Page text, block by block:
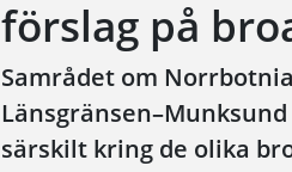
förslag på
Samrådet om
särskilt kring de olika